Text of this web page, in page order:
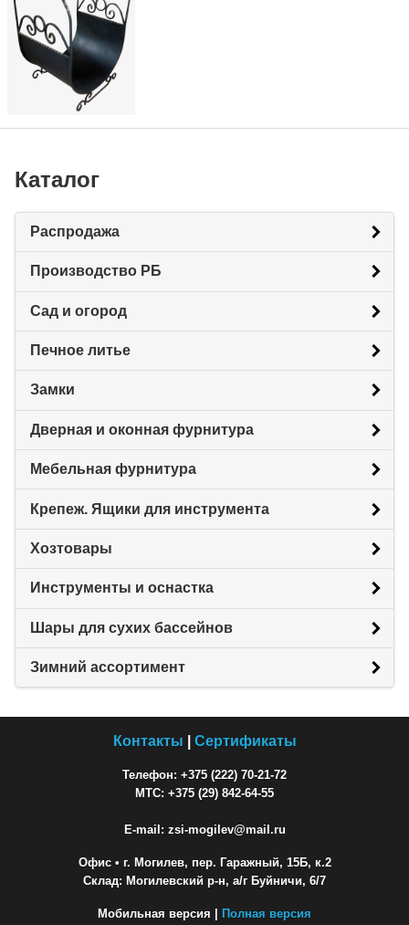
Каталог
Распродажа
Производство РБ
Сад и огород
Печное литье
Замки
Дверная и оконная фурнитура
Мебельная фурнитура
Крепеж. Ящики для инструмента
Хозтовары
Инструменты и оснастка
Шары для сухих бассейнов
Зимний ассортимент
Контакты Сертификаты
Телефон: +375 (222) 70-21-72
МТС: +375 (29) 842-64-55
E-mail: zsi-mogilev@mail.ru
Офис• г. Могилев, пер. Гаражный, 15Б, к.2
Склад: Могилевский р-н, а/г Буйничи, 6/7
Мобильная версия | Полная версия